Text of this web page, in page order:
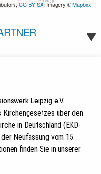
CC-BY-SA, Imagery ©Mapbox
Leipzig e.V.
Kirchengesetzes über den
in Deutschland (EKD-
Neufassung vom 15.
finden Sie in unserer